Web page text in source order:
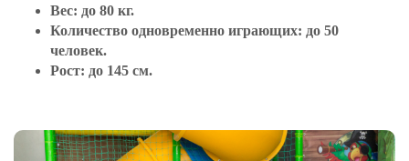
Вес: до 80 кг.
Количество одновременно играющих: до 50
человек.
Рост: до 145 см.